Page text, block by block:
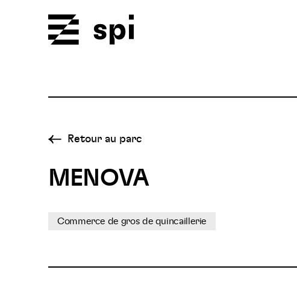
Retour au parc
MENOVA
Commerce de gros de quincaillerie